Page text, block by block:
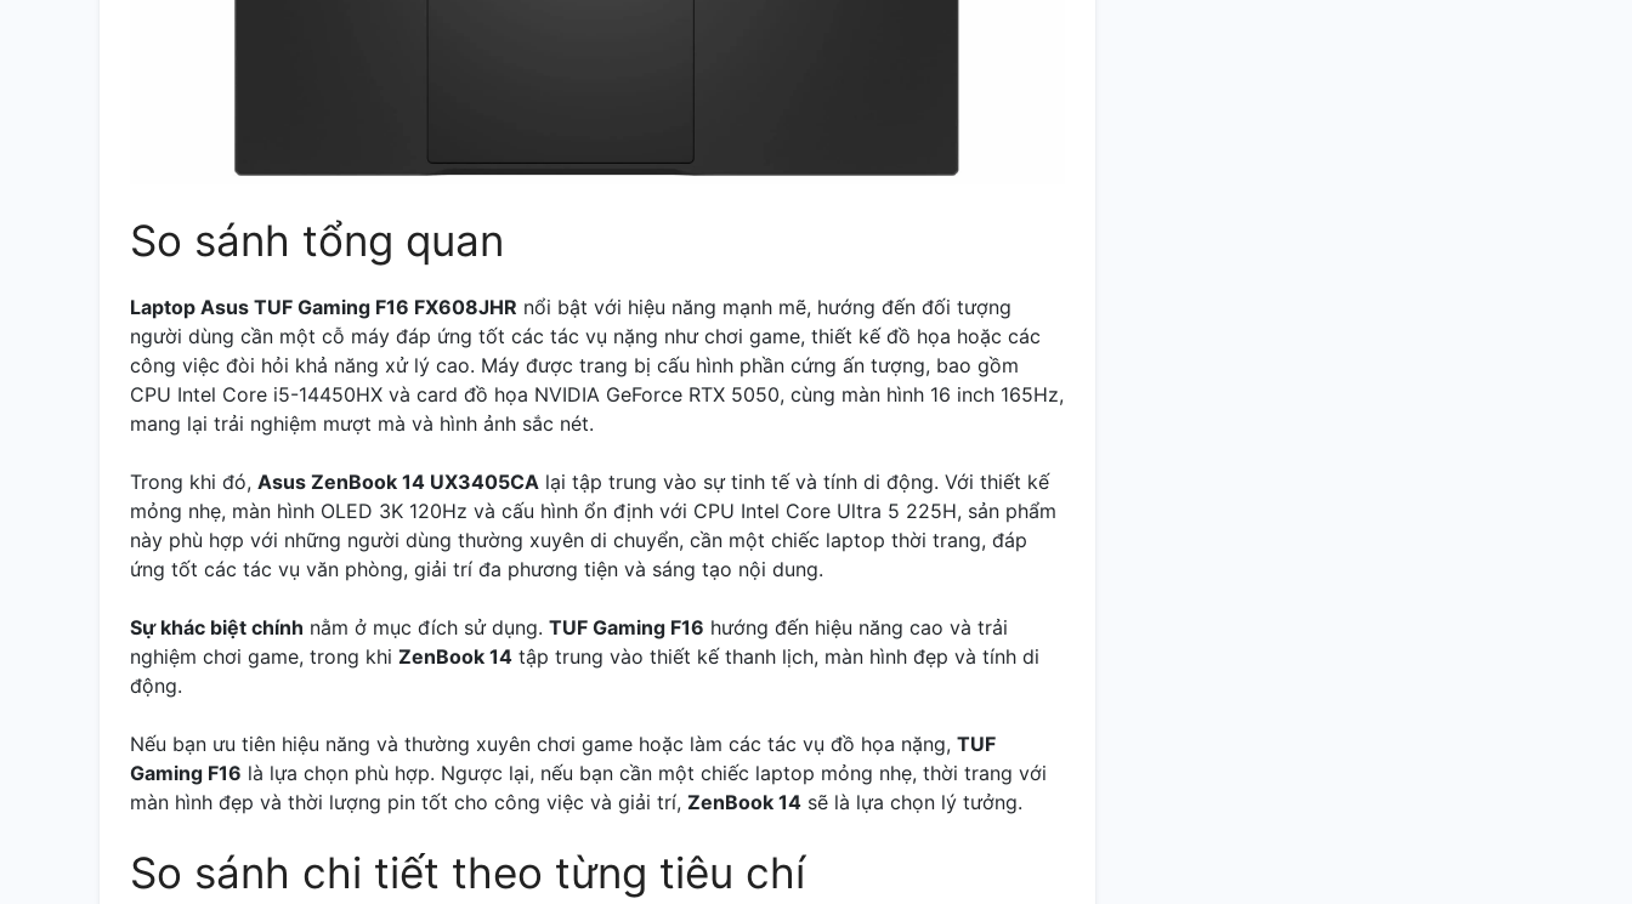
So sánh tổng quan
Laptop Asus TUF Gaming F16 FX608JHR nổi bật với hiệu năng mạnh mẽ, hướng đến đối tượng
người dùng cần một cỗ máy đáp ứng tốt các tác vụ nặng như chơi game, thiết kế đồ họa hoặc các
công việc đòi hỏi khả năng xử lý cao. Máy được trang bị cấu hình phần cứng ấn tượng, bao gồm
CPU Intel Core i5-14450HX và card đồ họa NVIDIA GeForce RTX 5050, cùng màn hình 16 inch 165Hz,
mang lại trải nghiệm mượt mà và hình ảnh sắc nét.
Trong khi đó, Asus ZenBook 14 UX3405CA lại tập trung vào sự tinh tế và tính di động. Với thiết kế
mỏng nhẹ, màn hình OLED 3K 120Hz và cấu hình ổn định với CPU Intel Core Ultra 5 225H, sản phẩm
này phù hợp với những người dùng thường xuyên di chuyển, cần một chiếc laptop thời trang, đáp
ứng tốt các tác vụ văn phòng, giải trí đa phương tiện và sáng tạo nội dung.
Sự khác biệt chính nằm ở mục đích sử dụng. TUF Gaming F16 hướng đến hiệu năng cao và trải
nghiệm chơi game, trong khi ZenBook 14 tập trung vào thiết kế thanh lịch, màn hình đẹp và tính di
động.
Nếu bạn ưu tiên hiệu năng và thường xuyên chơi game hoặc làm các tác vụ đồ họa nặng, TUF
Gaming F16 là lựa chọn phù hợp. Ngược lại, nếu bạn cần một chiếc laptop mỏng nhẹ, thời trang với
màn hình đẹp và thời lượng pin tốt cho công việc và giải trí, ZenBook 14 sẽ là lựa chọn lý tưởng.
So sánh chi tiết theo từng tiêu chí